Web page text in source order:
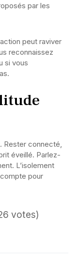
par les
peut raviver
reconnaissez
si vous
Rester connecté,
éveillé. Parlez-
L’isolement
pour
votes)